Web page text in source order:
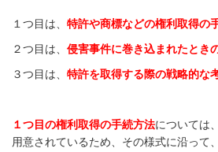
１つ目は、 特許や商標などの権利取得の
２つ目は、 侵害事件に巻き込まれたとき
３つ目は、 特許を取得する際の戦略的な
１つ目の権利取得の手続方法については
用意されているため、その様式に沿って